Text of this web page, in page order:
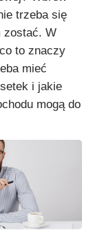
trzeba się
zostać. W
to znaczy
mieć
i jakie
mogą do